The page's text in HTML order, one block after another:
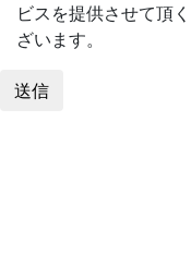
ビスを提供させて頂く
ざいます。